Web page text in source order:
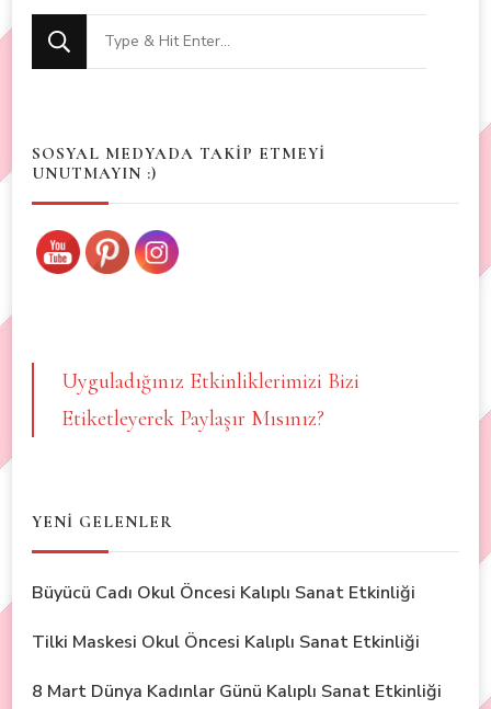
Looking
for
SOSYAL MEDYADA TAKİP ETMEYİ
UNUTMAYIN :)
Uyguladığınız Etkinliklerimizi Bizi
Etiketleyerek Paylaşır Mısınız?
YENİ GELENLER
Büyücü Cadı Okul Öncesi Kalıplı Sanat Etkinliği
Tilki Maskesi Okul Öncesi Kalıplı Sanat Etkinliği
8 Mart Dünya Kadınlar Günü Kalıplı Sanat Etkinliği